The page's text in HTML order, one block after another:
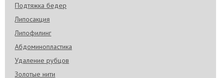
Подтяжка бедер
Липосакция
Липофилинг
Абдоминопластика
Удаление рубцов
Золотые нити